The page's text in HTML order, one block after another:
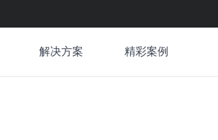
解决方案 精彩案例